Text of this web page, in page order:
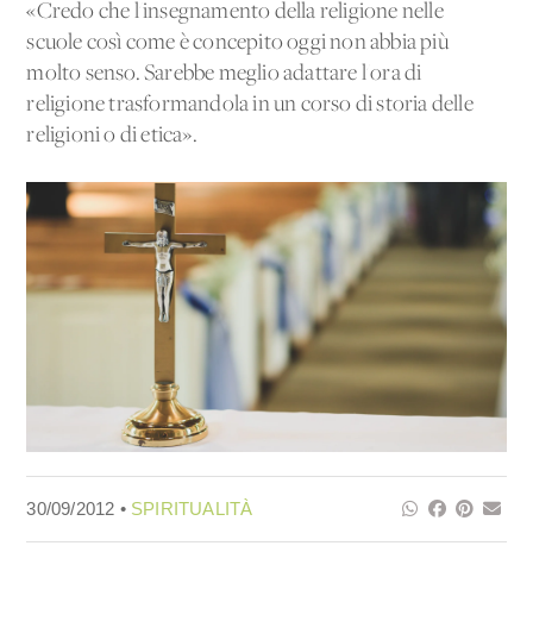
«Credo che l'insegnamento della religione nelle
scuole così come è concepito oggi non abbia più
molto senso. Sarebbe meglio adattare l'ora di
religione trasformandola in un corso di storia delle
religioni o di etica».
30/09/2012 • SPIRITUALITÀ